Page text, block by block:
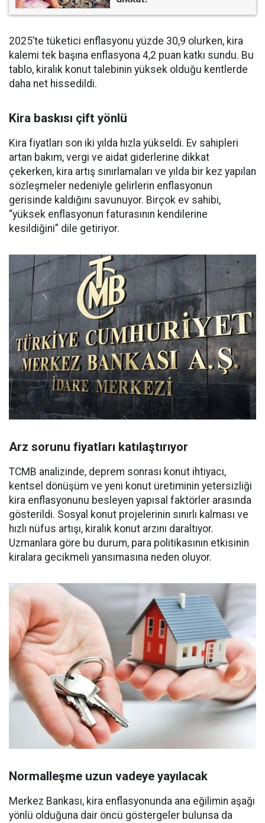
2025’te tüketici enflasyonu yüzde 30,9 olurken, kira
kalemi tek başına enflasyona 4,2 puan katkı sundu. Bu
tablo, kiralık konut talebinin yüksek olduğu kentlerde
daha net hissedildi.
Kira baskısı çift yönlü
Kira fiyatları son iki yılda hızla yükseldi. Ev sahipleri
artan bakım, vergi ve aidat giderlerine dikkat
çekerken, kira artış sınırlamaları ve yılda bir kez yapılan
sözleşmeler nedeniyle gelirlerin enflasyonun
gerisinde kaldığını savunuyor. Birçok ev sahibi,
“yüksek enflasyonun faturasının kendilerine
kesildiğini” dile getiriyor.
Arz sorunu fiyatları katılaştırıyor
TCMB analizinde, deprem sonrası konut ihtiyacı,
kentsel dönüşüm ve yeni konut üretiminin yetersizliği
kira enflasyonunu besleyen yapısal faktörler arasında
gösterildi. Sosyal konut projelerinin sınırlı kalması ve
hızlı nüfus artışı, kiralık konut arzını daraltıyor.
Uzmanlara göre bu durum, para politikasının etkisinin
kiralara gecikmeli yansımasına neden oluyor.
Normalleşme uzun vadeye yayılacak
Merkez Bankası, kira enflasyonunda ana eğilimin aşağı
yönlü olduğuna dair öncü göstergeler bulunsa da